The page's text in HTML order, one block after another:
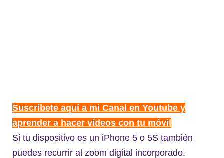
Suscríbete aquí a mi Canal en Youtube y
aprender a hacer vídeos con tu móvil
Si tu dispositivo es un iPhone 5 o 5S también
puedes recurrir al zoom digital incorporado.